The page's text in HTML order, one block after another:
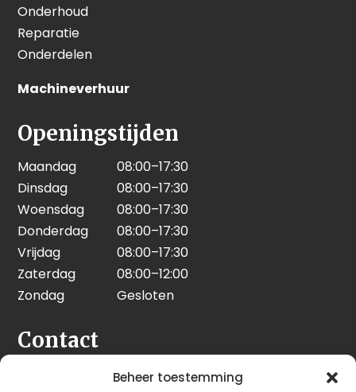
Beheer toestemming
Onderhoud
Reparatie
Onderdelen
Machineverhuur
Openingstijden
Maandag
08:00–17:30
Dinsdag
08:00–17:30
Woensdag
08:00–17:30
Donderdag
08:00–17:30
Vrijdag
08:00–17:30
Zaterdag
08:00–12:00
Zondag
Gesloten
Contact
Seeleman & Hoogendoorn